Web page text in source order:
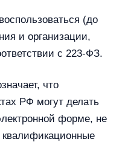
(до
и организации,
с 223-ФЗ.
что
РФ могут делать
форме, не